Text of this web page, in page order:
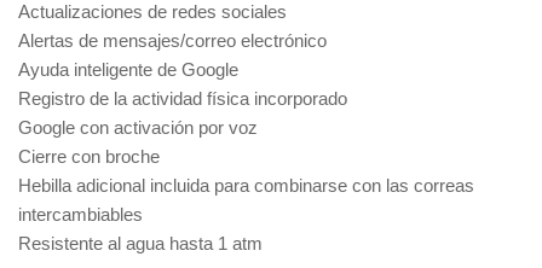
Actualizaciones de redes sociales
Alertas de mensajes/correo electrónico
Ayuda inteligente de Google
Registro de la actividad física incorporado
Google con activación por voz
Cierre con broche
Hebilla adicional incluida para combinarse con las correas
intercambiables
Resistente al agua hasta 1 atm